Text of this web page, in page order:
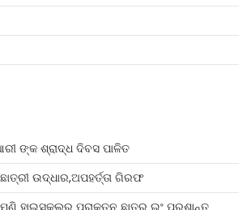
ଙ୍କ ଶ୍ରାଦ୍ଧ ଦିବସ ପାଳିତ
ଛାତ୍ରୀ ଉଦ୍ଧାର,ଅପହର୍ତ୍ତା ଗିରଫ
ହାଇସ୍କୁଲର ପ୍ରାକ୍ତନ ଛାତ୍ର ଇଂ ପ୍ରଶାନ୍ତ